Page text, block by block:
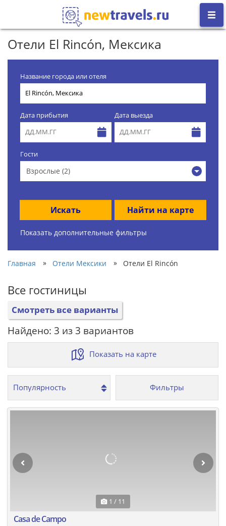
Отели El Rincón, Мексика
Название города или отеля
Дата прибытия Дата выезда
Гости
Взрослые (2)
Искать Найти на карте
Показать дополнительные фильтры
Главная » Отели Мексики » Отели El Rincón
Все гостиницы
Смотреть все варианты
Найдено: 3 из 3 вариантов
Показать на карте
Фильтры
1 / 11
Casa de Campo